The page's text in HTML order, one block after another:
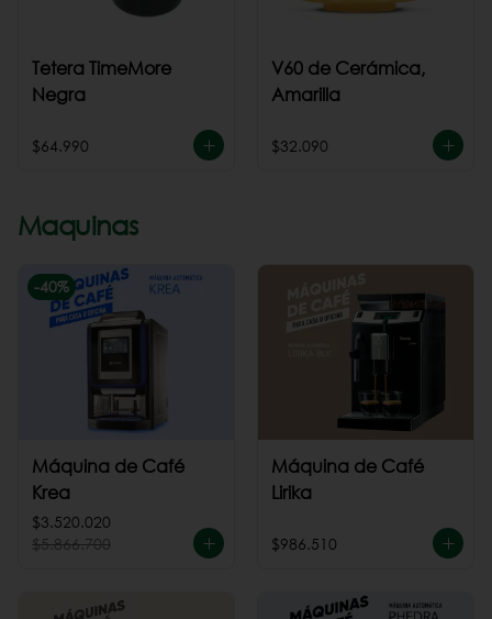
Tetera TimeMore
Negra
$64.990
V60 de Cerámica,
Amarilla
$32.090
Maquinas
-40%
Máquina de Café
Krea
$3.520.020
$5.866.700
Máquina de Café
Lirika
$986.510